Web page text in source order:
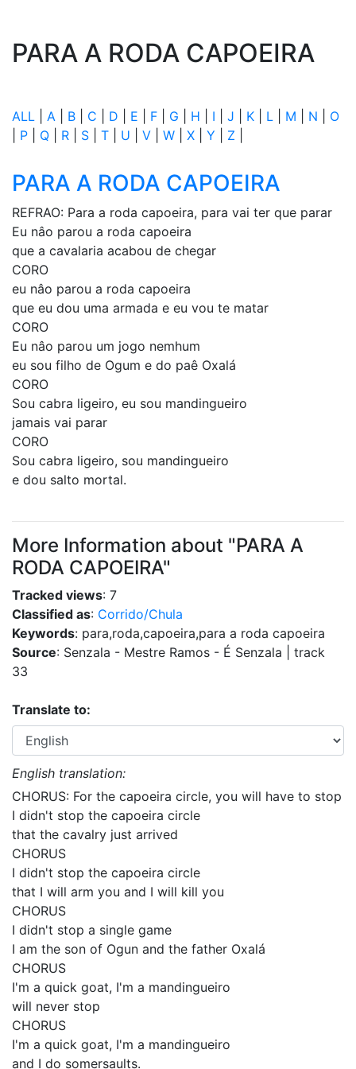
PARA A RODA CAPOEIRA
ALL A B C D E F G H I J K L M N
O
P Q R S T U V W X Y Z
PARA A RODA CAPOEIRA
REFRAO: Para a roda capoeira, para vai ter que parar
Eu nâo parou a roda capoeira
que a cavalaria acabou de chegar
CORO
eu nâo parou a roda capoeira
que eu dou uma armada e eu vou te matar
CORO
Eu nâo parou um jogo nemhum
eu sou filho de Ogum e do paê Oxalá
CORO
Sou cabra ligeiro, eu sou mandingueiro
jamais vai parar
CORO
Sou cabra ligeiro, sou mandingueiro
e dou salto mortal.
More Information about "PARA A
RODA CAPOEIRA"
Tracked views: 7
Classified as: Corrido/Chula
Keywords: para,roda,capoeira,para a roda capoeira
Source: Senzala - Mestre Ramos - É Senzala | track
33
Translate to:
English translation:
CHORUS: For the capoeira circle, you will have to stop
I didn't stop the capoeira circle
that the cavalry just arrived
CHORUS
I didn't stop the capoeira circle
that I will arm you and I will kill you
CHORUS
I didn't stop a single game
I am the son of Ogun and the father Oxalá
CHORUS
I'm a quick goat, I'm a mandingueiro
will never stop
CHORUS
I'm a quick goat, I'm a mandingueiro
and I do somersaults.